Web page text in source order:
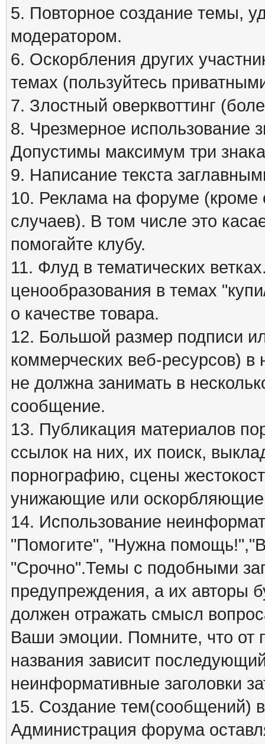
5. Повторное создание темы,
модератором.
6. Оскорбления других
темах (пользуйтесь
7. Злостный оверквоттинг
8. Чрезмерное использование
Допустимы максимум три
9. Написание текста
10. Реклама на форуме (кроме
случаев). В том числе это
помогайте клубу.
11. Флуд в тематических
ценообразования в темах
о качестве товара.
12. Большой размер подписи
коммерческих веб-ресурсов) в
не должна занимать в
сообщение.
13. Публикация материалов
ссылок на них, их поиск,
порнографию, сцены
унижающие или оскорбляющие
14. Использование
"Помогите", "Нужна
"Срочно".Темы с подобными
предупреждения, а их авторы
должен отражать смысл
Ваши эмоции. Помните, что от
названия зависит
неинформативные заголовки
15. Создание тем(сообщений)
Администрация форума